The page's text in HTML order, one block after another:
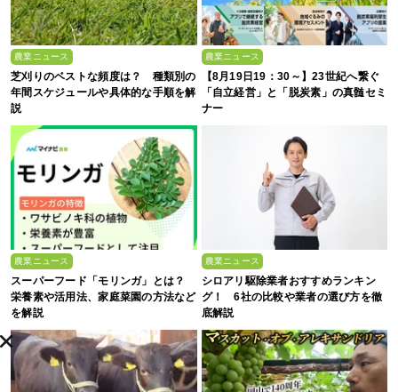
農業ニュース
芝刈りのベストな頻度は？ 種類別の
年間スケジュールや具体的な手順を解
説
農業ニュース
【8月19日19：30～】23世紀へ繋ぐ
「自立経営」と「脱炭素」の真髄セミ
ナー
農業ニュース
スーパーフード「モリンガ」とは？
栄養素や活用法、家庭菜園の方法など
を解説
農業ニュース
シロアリ駆除業者おすすめランキン
グ！ 6社の比較や業者の選び方を徹
底解説